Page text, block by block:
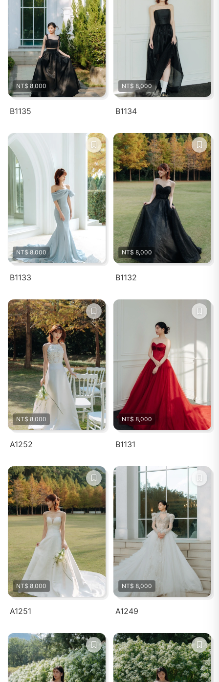
NT$ 8,000
B1135
NT$ 8,000
B1134
NT$ 8,000
B1133
NT$ 8,000
B1132
NT$ 8,000
A1252
NT$ 8,000
B1131
NT$ 8,000
A1251
NT$ 8,000
A1249